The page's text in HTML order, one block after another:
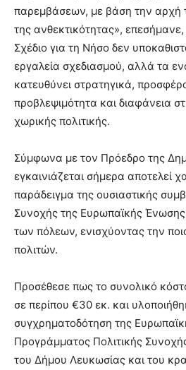
παρεμβάσεων, με βάση την αρχή
της ανθεκτικότητας»,
Σχέδιο για τη Νήσο δεν
εργαλεία σχεδιασμού, αλλά τα
κατευθύνει στρατηγικά,
προβλεψιμότητα και διαφάνεια
χωρικής πολιτικής.
Σύμφωνα με τον Πρόεδρο της
εγκαινιάζεται σήμερα αποτελεί
παράδειγμα της ουσιαστικής
Συνοχής της Ευρωπαϊκής
των πόλεων, ενισχύοντας την
πολιτών.
Προσέθεσε πως το συνολικό
σε περίπου €30 εκ. και
συγχρηματοδότηση της
Προγράμματος Πολιτικής
του Δήμου Λευκωσίας και του